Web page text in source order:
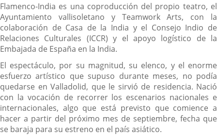
Flamenco-India es una coproducción del propio teatro, el
Ayuntamiento vallisoletano y Teamwork Arts, con la
colaboración de Casa de la India y el Consejo Indio de
Relaciones Culturales (ICCR) y el apoyo logístico de la
Embajada de España en la India.
El espectáculo, por su magnitud, su elenco, y el enorme
esfuerzo artístico que supuso durante meses, no podía
quedarse en Valladolid, que le sirvió de residencia. Nació
con la vocación de recorrer los escenarios nacionales e
internacionales, algo que está previsto que comience a
hacer a partir del próximo mes de septiembre, fecha que
se baraja para su estreno en el país asiático.